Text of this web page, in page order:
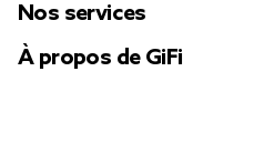
Nos services
À propos de GiFi